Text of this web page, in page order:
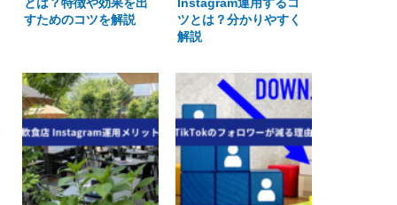
とは？特徴や効果を出
すためのコツを解説
Instagram運用するコ
ツとは？分かりやすく
解説